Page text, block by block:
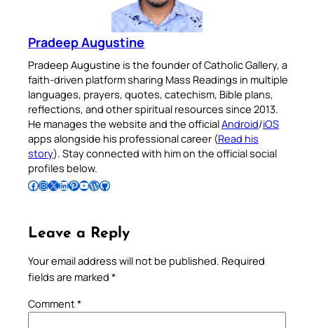
Pradeep Augustine
Pradeep Augustine is the founder of Catholic Gallery, a
faith-driven platform sharing Mass Readings in multiple
languages, prayers, quotes, catechism, Bible plans,
reflections, and other spiritual resources since 2013.
He manages the website and the officialAndroid/iOS
apps alongside his professional career (Read his
story). Stay connected with him on the official social
profiles below.
Follow Pradeep on Facebook Follow Pradeep on InstagramFollow Pradeep on X Follow Pradeep on LinkedIn Follow Pradeep on Pinterest Subscribe to Pradeep’s Youtube Channel Follow Pradeep on WordPress Follow Pradeep on GitHub
Leave a Reply
Your email address will not be published. Required
fields are marked *
Comment*